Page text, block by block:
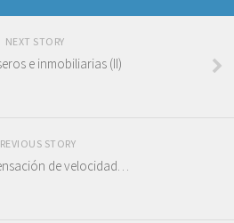
NEXT STORY
e inmobiliarias (II)
STORY
de velocidad…